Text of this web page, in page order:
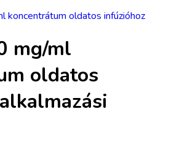
koncentrátum oldatos infúzióhoz
mg/ml
oldatos
alkalmazási